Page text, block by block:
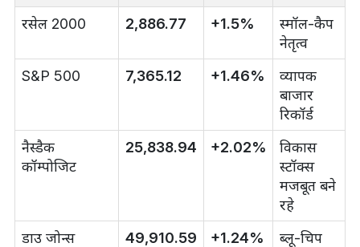
रसेल 2000 2,886.77 +1.5%
स्मॉल-कैप
नेतृत्व
S&P 500
7,365.12 +1.46%
व्यापक
बाजार
रिकॉर्ड
नैस्डैक
कॉम्पोजिट
25,838.94 +2.02%
विकास
स्टॉक्स
मजबूत बने
रहे
डाउ जोन्स
49,910.59 +1.24%
ब्लू-चिप